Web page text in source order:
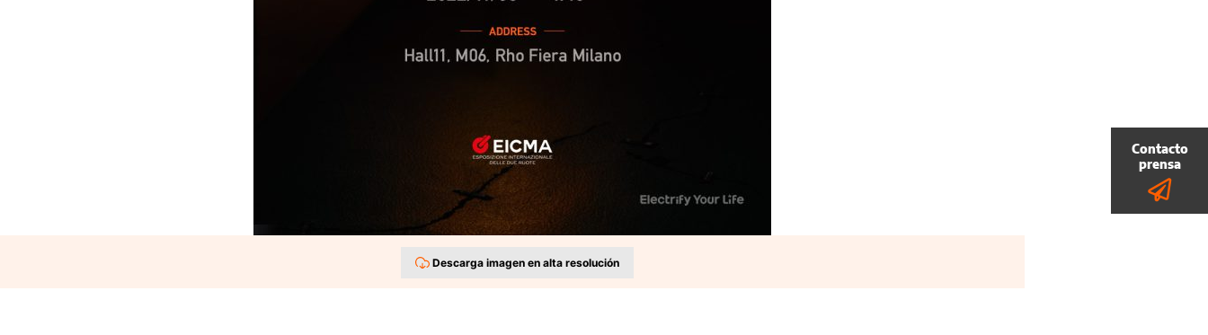
Descarga imagen en alta resolución